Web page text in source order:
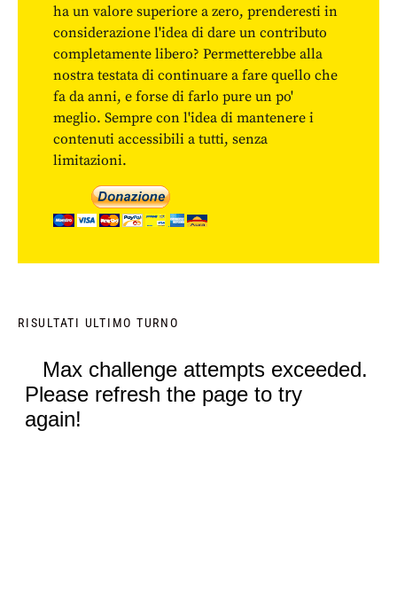
ha un valore superiore a zero, prenderesti in
considerazione l'idea di dare un contributo
completamente libero? Permetterebbe alla
nostra testata di continuare a fare quello che
fa da anni, e forse di farlo pure un po'
meglio. Sempre con l'idea di mantenere i
contenuti accessibili a tutti, senza
limitazioni.
RISULTATI ULTIMO TURNO